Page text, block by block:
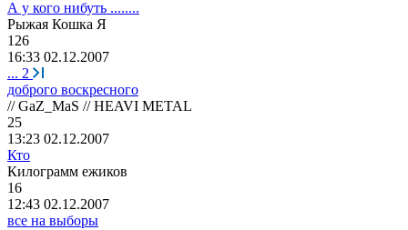
А у кого нибуть ........
Рыжая Кошка Я
126
16:33 02.12.2007
... 2
доброго воскресного
// GaZ_MaS // HEAVI METAL
25
13:23 02.12.2007
Кто
Килограмм ежиков
16
12:43 02.12.2007
все на выборы